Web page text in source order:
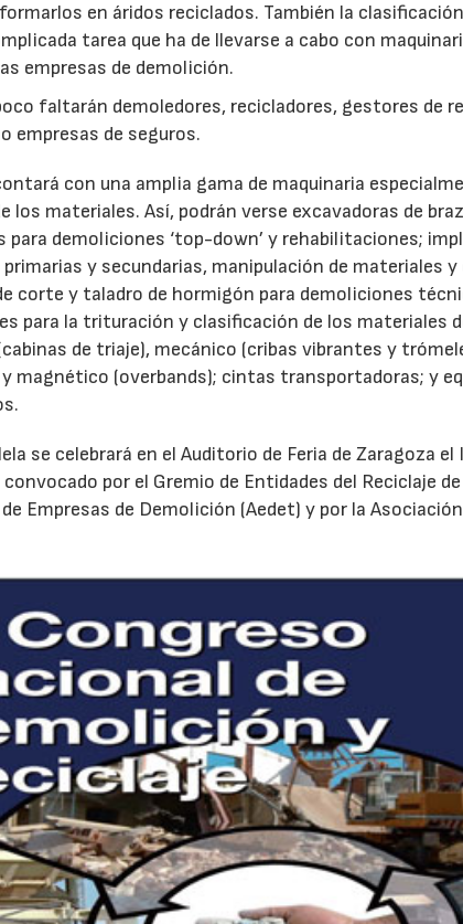
en áridos reciclados. También la
tarea que ha de llevarse a cabo con
empresas de demolición.
faltarán demoledores, recicladores, gestores de
empresas de seguros.
con una amplia gama de maquinaria
los materiales. Así, podrán verse excavadoras de
para demoliciones ‘top-down’ y rehabilitaciones;
y secundarias, manipulación de materiales
corte y taladro de hormigón para demoliciones
para la trituración y clasificación de los materiales
de triaje), mecánico (cribas vibrantes y
magnético (overbands); cintas transportadoras; y
se celebrará en el Auditorio de Feria de Zaragoza
por el Gremio de Entidades del Reciclaje
Empresas de Demolición (Aedet) y por la